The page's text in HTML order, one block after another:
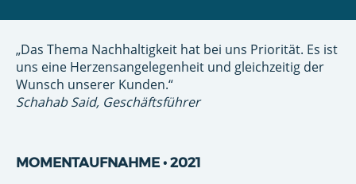
„Das Thema Nachhaltigkeit hat bei uns Priorität. Es ist
uns eine Herzensangelegenheit und gleichzeitig der
Wunsch unserer Kunden.“
Schahab Said, Geschäftsführer
MOMENTAUFNAHME • 2021